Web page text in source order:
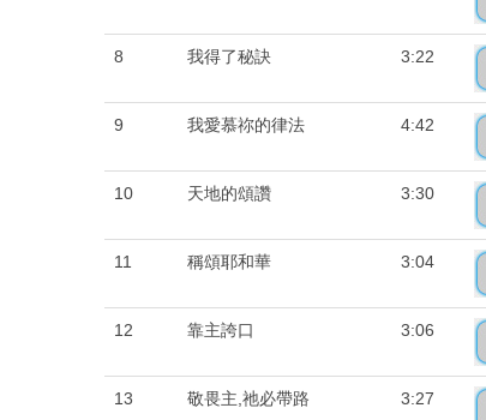
8 我得了秘訣 3:22
9 我愛慕祢的律法 4:42
10 天地的頌讚 3:30
11 稱頌耶和華 3:04
12 靠主誇口 3:06
13 敬畏主,祂必帶路 3:27